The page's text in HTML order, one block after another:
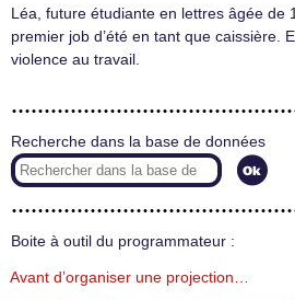
Léa, future étudiante en lettres âgée de
premier job d’été en tant que caissière.
violence au travail.
Recherche dans la base de données
Boite à outil du programmateur :
Avant d’organiser une projection…